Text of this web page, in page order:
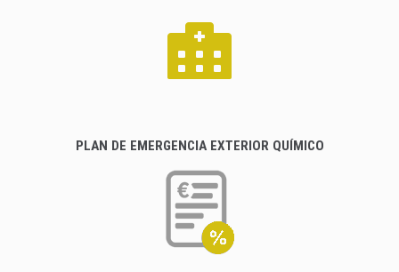
PLAN DE EMERGENCIA EXTERIOR QUÍMICO